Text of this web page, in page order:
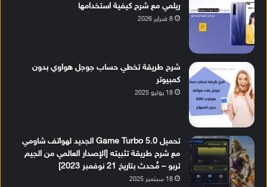
ريلمي مع شرح كيفية استخدامها
8 فبراير 2026
شرح طريقة تخطي حساب جوجل هواوي بدون
كمبيوتر
18 يوليو 2025
تحميل Game Turbo 5.0 الجديد لهواتف شاومي
مع شرح طريقة تثبيته [الإصدار العالمي من الجيم
تربو – مُحدث بتاريخ 21 نوفمبر 2023]
18 سبتمبر 2025